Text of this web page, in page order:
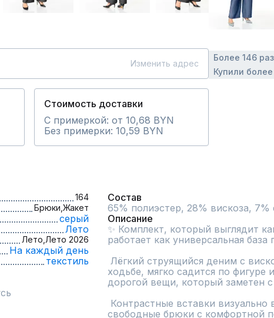
Изменить адрес
Стоимость доставки
С примеркой: от 10,68 BYN
Без примерки: 10,59 BYN
Более 146
Купили
164
Брюки, Жакет
серый
Лето
Лето, Лето 2026
На каждый день
текстиль
Состав
65% полиэстер, 28% вискоза, 7%
Описание
✨ Комплект, который выглядит
работает как универсальная база
ходьбе, мягко садится по фигуре
дорогой вещи, который заметен с
свободные брюки с комфортной